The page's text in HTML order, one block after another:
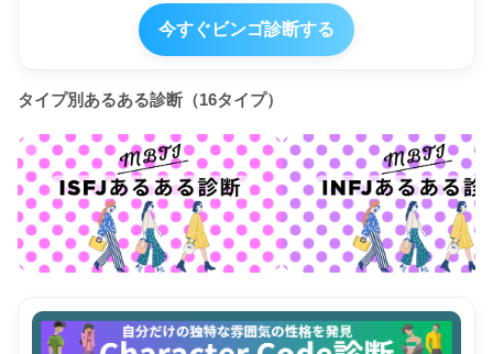
今すぐビンゴ診断する
タイプ別あるある診断（16タイプ）